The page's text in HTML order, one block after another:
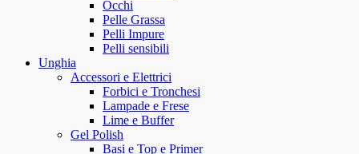
Occhi
Pelle Grassa
Pelli Impure
Pelli sensibili
Unghia
Accessori e Elettrici
Forbici e Tronchesi
Lampade e Frese
Lime e Buffer
Gel Polish
Basi e Top e Primer